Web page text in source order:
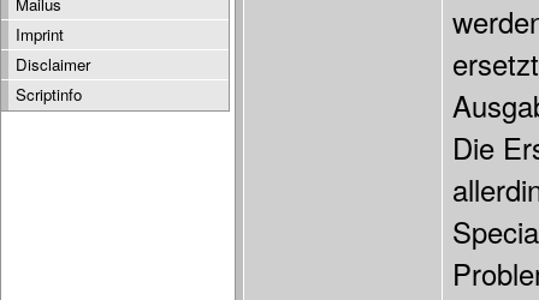
Die
Imprint
Disclaimer
Scriptinfo